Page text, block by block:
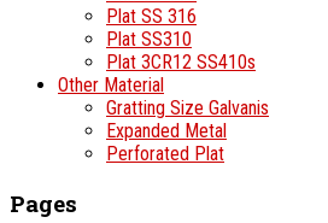
Plat SS 316
Plat SS310
Plat 3CR12 SS410s
Other Material
Gratting Size Galvanis
Expanded Metal
Perforated Plat
Pages